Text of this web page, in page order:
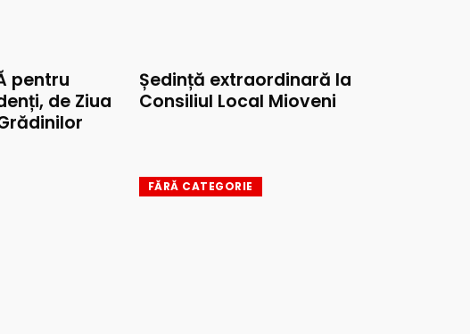
pentru
de Ziua
Ședință extraordinară la
Consiliul Local Mioveni
FĂRĂ CATEGORIE